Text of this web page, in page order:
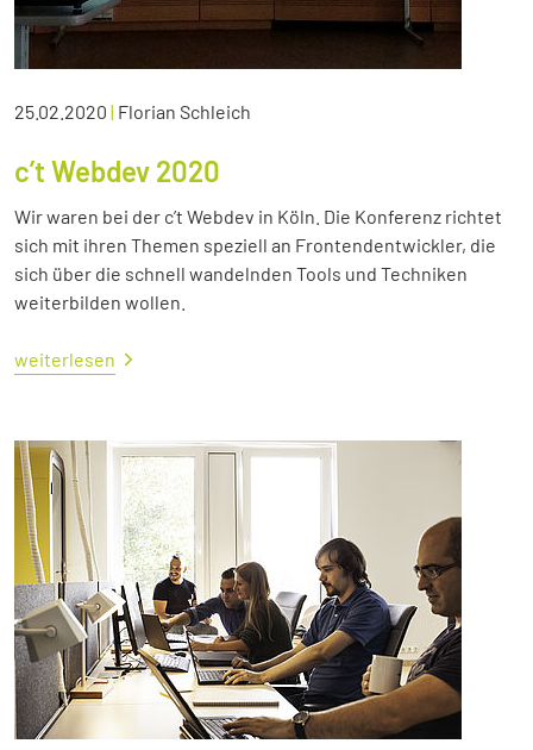
25.02.2020 | Florian Schleich
c’t Webdev 2020
Wir waren bei der c’t Webdev in Köln. Die Konferenz richtet
sich mit ihren Themen speziell an Frontendentwickler, die
sich über die schnell wandelnden Tools und Techniken
weiterbilden wollen.
weiterlesen